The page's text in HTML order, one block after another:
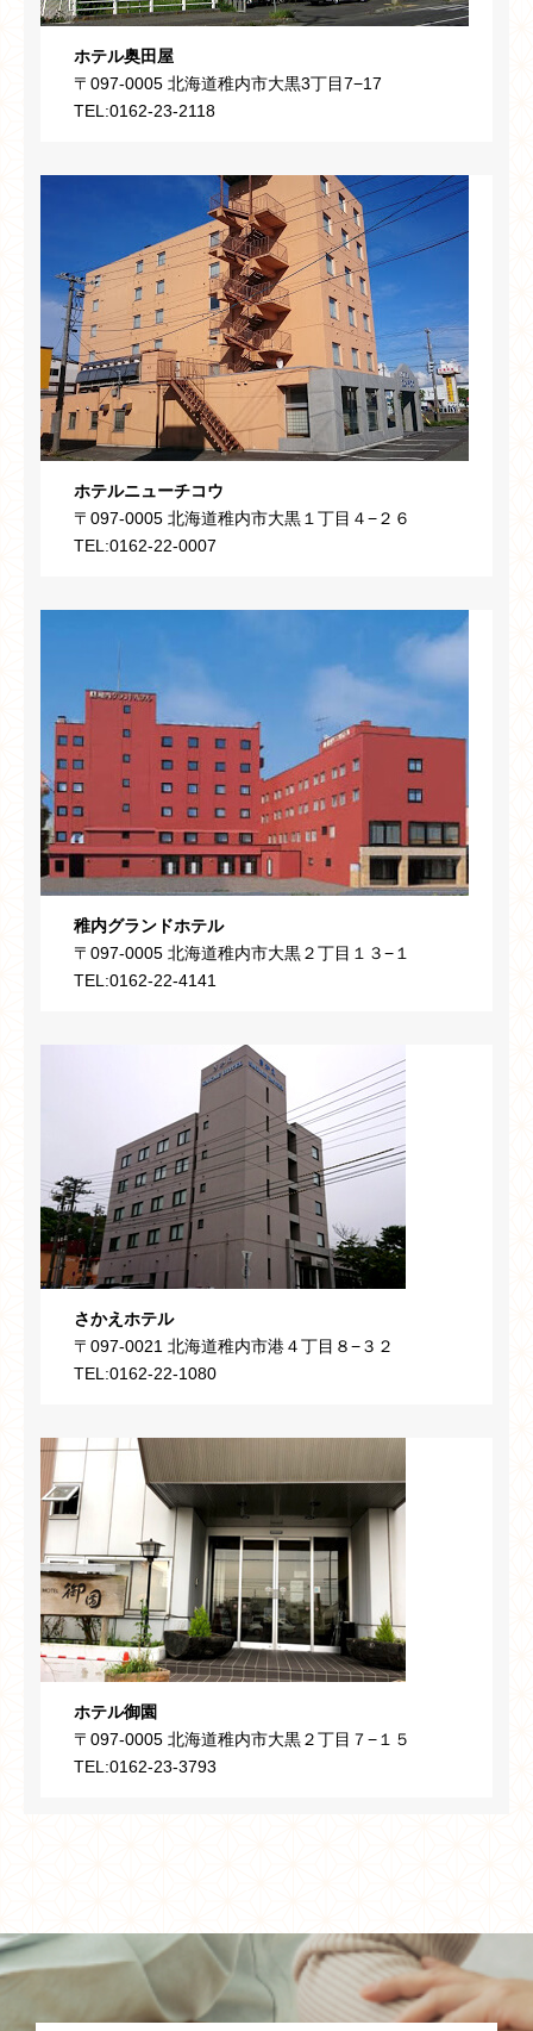
ホテル奥田屋
〒097-0005 北海道稚内市大黒3丁目7−17
TEL:0162-23-2118
ホテルニューチコウ
〒097-0005 北海道稚内市大黒１丁目４−２６
TEL:0162-22-0007
稚内グランドホテル
〒097-0005 北海道稚内市大黒２丁目１３−１
TEL:0162-22-4141
さかえホテル
〒097-0021 北海道稚内市港４丁目８−３２
TEL:0162-22-1080
ホテル御園
〒097-0005 北海道稚内市大黒２丁目７−１５
TEL:0162-23-3793